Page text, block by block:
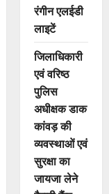
रंगीन एलईडी
लाइटें
जिलाधिकारी
एवं वरिष्ठ
पुलिस
अधीक्षक डाक
कांवड़ की
व्यवस्थाओं एवं
सुरक्षा का
जायजा लेने